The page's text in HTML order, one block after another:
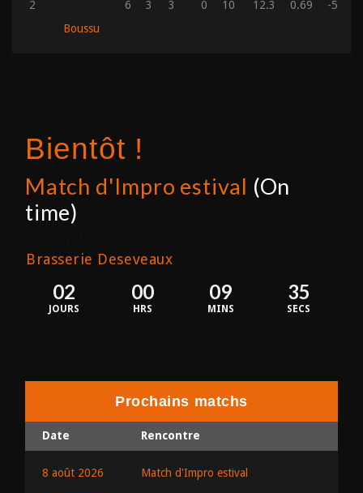
2
Boussu
6 3 3 0 10 12.3 0.69 -5
Bientôt !
Match d'Impro estival (On
time)
Brasserie Deseveaux
02
JOURS
00
HRS
09
MINS
34
SECS
Prochains matchs
Date Rencontre
8 août 2026 Match d'Impro estival